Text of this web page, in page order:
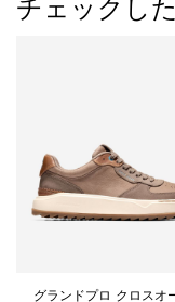
チェックし
グランドプロ クロスオ